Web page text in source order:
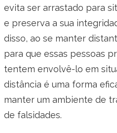
evita ser arrastado para
e preserva a sua
disso, ao se manter
para que essas pessoas
tentem envolvê-lo em
distância é uma forma
manter um ambiente de
de falsidades.